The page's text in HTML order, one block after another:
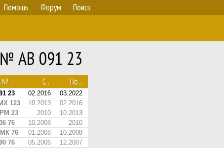
Помощь Форум Поиск
№ АВ 091 23
С... По...
23 02.2016
03.2022
123
10.2013
02.2016
23
2010 10.2013
76 10.2008
2010
76
01.2008
10.2008
76
05.2006 12.2007